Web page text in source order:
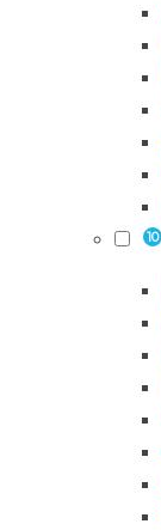
10